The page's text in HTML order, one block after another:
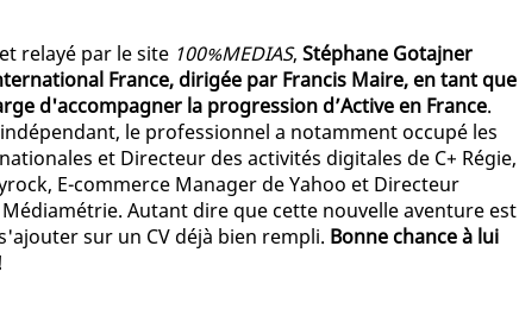
relayé par le site 100%MEDIAS, Stéphane Gotajner
France, dirigée par Francis Maire, en tant que
d'accompagner la progression d’Active en France.
le professionnel a notamment occupé les
et Directeur des activités digitales de C+ Régie,
E-commerce Manager de Yahoo et Directeur
Autant dire que cette nouvelle aventure est
sur un CV déjà bien rempli. Bonne chance à lui